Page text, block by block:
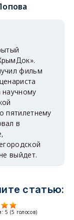
фильм
научному
пятилетнему
в
выйдет.
статью:
5 (5 голосов)